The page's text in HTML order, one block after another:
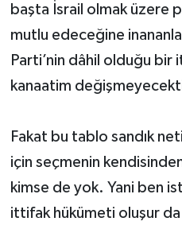
başta İsrail olmak üzere
mutlu edeceğine
Parti’nin dâhil olduğu
kanaatim
Fakat bu tablo sandık
için seçmenin
kimse de yok. Yani ben
ittifak hükümeti oluşur